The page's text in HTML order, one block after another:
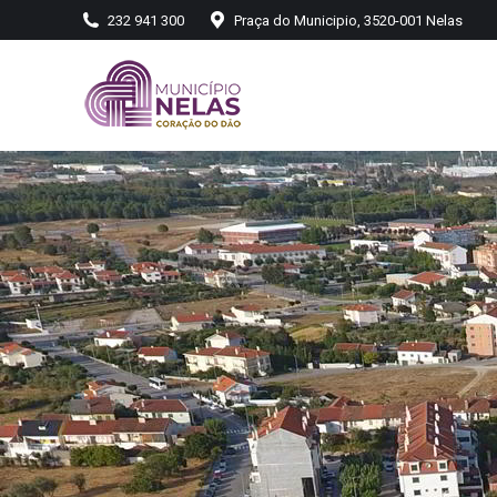
232 941 300 Praça do Municipio, 3520-001 Nelas